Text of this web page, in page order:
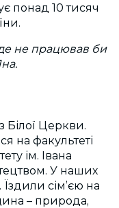
понад 10 тисяч
де не працював би
Білої Церкви.
на факультеті
ім. Івана
У наших
сім’єю на
– природа,